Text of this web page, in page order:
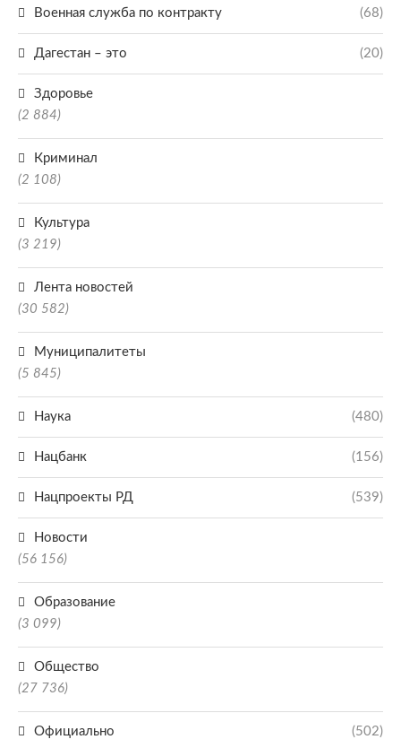
Военная служба по контракту (68)
Дагестан – это (20)
Здоровье
(2 884)
Криминал
(2 108)
Культура
(3 219)
Лента новостей
(30 582)
Муниципалитеты
(5 845)
Наука (480)
Нацбанк (156)
Нацпроекты РД (539)
Новости
(56 156)
Образование
(3 099)
Общество
(27 736)
Официально (502)